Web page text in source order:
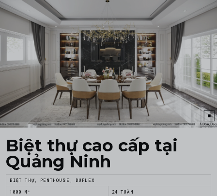
Biệt thự cao cấp tại
Quảng Ninh
BIỆT THỰ, PENTHOUSE, DUPLEX
1000 M² 24 TUẦN